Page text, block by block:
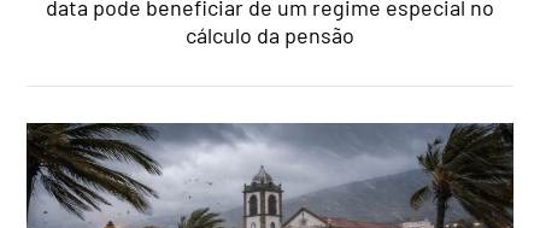
data pode beneficiar de um regime especial no
cálculo da pensão